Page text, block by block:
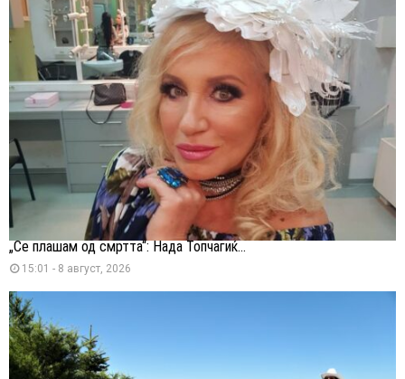
„Се плашам од смртта“: Нада Топчагиќ...
15:01 - 8 август, 2026